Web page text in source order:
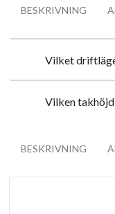
fjärrkontrollen.
Topp Egenskaper:
Tyst 4 stegs motor
Extern Vinds Motor
Köksfläkten blir av
Enkel installation
BESKRIVNING
Vilket
Vilken
BESKRIVNING